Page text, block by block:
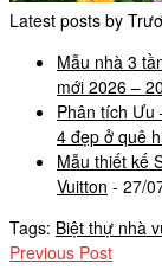
Latest posts by
Mẫu nhà 3
mới 2026 –
Phân tích Ưu
4 đẹp ở quê
Mẫu thiết kế
Vuitton - 27/
Tags: Biệt thự nhà
Previous Post